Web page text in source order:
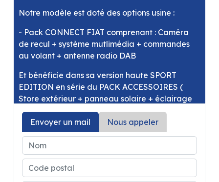
Notre modèle est doté des options usine :
- Pack CONNECT FIAT comprenant : Caméra
de recul + système mutlimédia + commandes
au volant + antenne radio DAB
Et bénéficie dans sa version haute SPORT
EDITION en série du PACK ACCESSOIRES (
Store extérieur + panneau solaire + éclairage
extérieur porte d'entrée + moustiquaire latérale
+ stores occultants cabine + compléments
couchage dinette ) ainsi que du PACK LOOK (
volant en cuir, bouches d'aération chromées +
jantes alu noires 16 )
Prix de ce superbe fourgon parfaitement
Envoyer un mail Nous appeler